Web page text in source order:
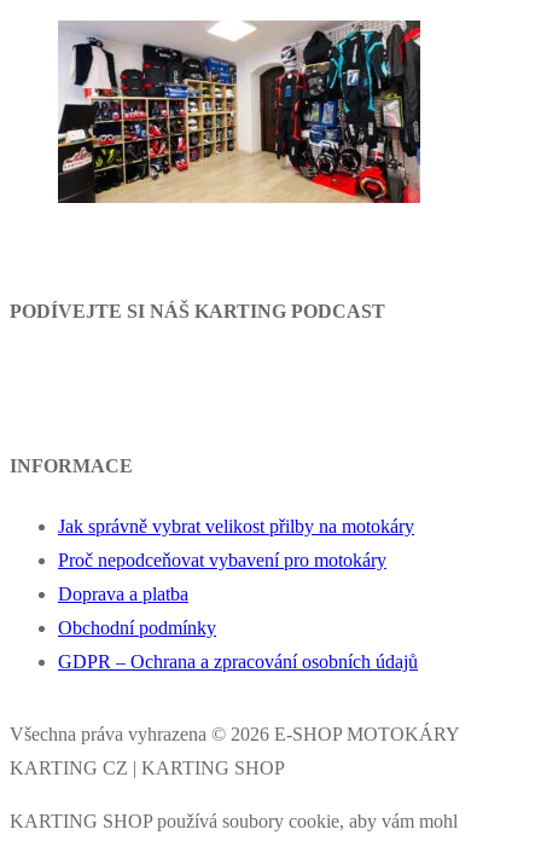
PODÍVEJTE SI NÁŠ KARTING PODCAST
INFORMACE
Jak správně vybrat velikost přilby na motokáry
Proč nepodceňovat vybavení pro motokáry
Doprava a platba
Obchodní podmínky
GDPR – Ochrana a zpracování osobních údajů
Všechna práva vyhrazena © 2026 E-SHOP MOTOKÁRY
KARTING CZ | KARTING SHOP
KARTING SHOP používá soubory cookie, aby vám mohl